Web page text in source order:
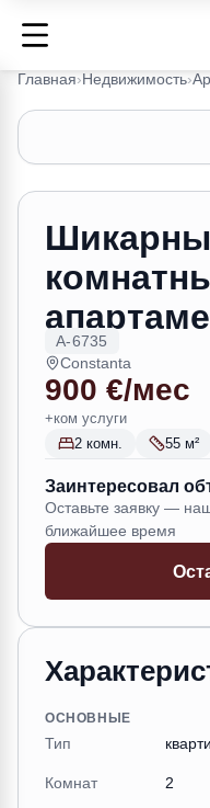
Главная›Недвижимость›
A-6735
Constanta
900 €/мес
+ком услуги
2 комн.
55 м²
Заинтересовал
Оставьте заявку —
ближайшее время
ОСНОВНЫЕ
Тип
Комнат 2